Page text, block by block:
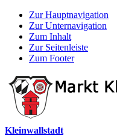
Zur Hauptnavigation
Zur Unternavigation
Zum Inhalt
Zur Seitenleiste
Zum Footer
Kleinwallstadt